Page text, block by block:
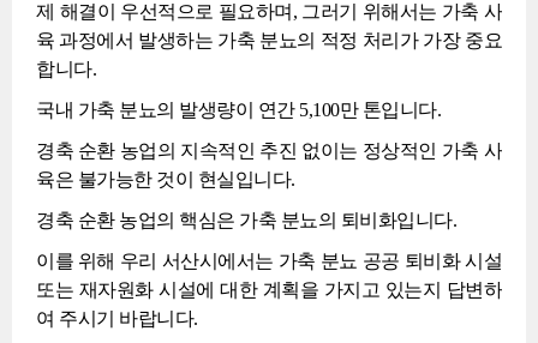
제 해결이 우선적으로 필요하며, 그러기 위해서는 가축 사
육 과정에서 발생하는 가축 분뇨의 적정 처리가 가장 중요
합니다.
국내 가축 분뇨의 발생량이 연간 5,100만 톤입니다.
경축 순환 농업의 지속적인 추진 없이는 정상적인 가축 사
육은 불가능한 것이 현실입니다.
경축 순환 농업의 핵심은 가축 분뇨의 퇴비화입니다.
이를 위해 우리 서산시에서는 가축 분뇨 공공 퇴비화 시설
또는 재자원화 시설에 대한 계획을 가지고 있는지 답변하
여 주시기 바랍니다.